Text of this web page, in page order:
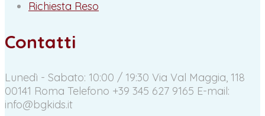
Richiesta Reso
Contatti
Lunedì - Sabato: 10:00 / 19:30 Via Val Maggia, 118
00141 Roma Telefono +39 345 627 9165 E-mail:
info@bgkids.it